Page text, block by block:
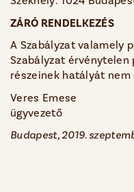
ZÁRÓ RENDELKEZÉS
A Szabályzat valamely
Szabályzat
részeinek hatályát nem
Veres Emese
ügyvezető
Budapest, 2019.